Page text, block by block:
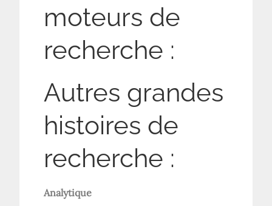
moteurs de
recherche :
Autres grandes
histoires de
recherche :
Analytique